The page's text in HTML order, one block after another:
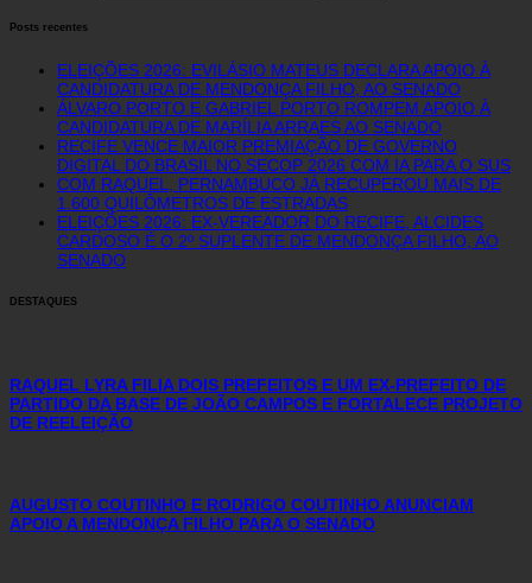
Posts recentes
ELEIÇÕES 2026: EVILÁSIO MATEUS DECLARA APOIO À
CANDIDATURA DE MENDONÇA FILHO, AO SENADO
ÁLVARO PORTO E GABRIEL PORTO ROMPEM APOIO À
CANDIDATURA DE MARÍLIA ARRAES AO SENADO
RECIFE VENCE MAIOR PREMIAÇÃO DE GOVERNO
DIGITAL DO BRASIL NO SECOP 2026 COM IA PARA O SUS
COM RAQUEL, PERNAMBUCO JÁ RECUPEROU MAIS DE
1.600 QUILÔMETROS DE ESTRADAS
ELEIÇÕES 2026: EX-VEREADOR DO RECIFE, ALCIDES
CARDOSO É O 2º SUPLENTE DE MENDONÇA FILHO, AO
SENADO
DESTAQUES
RAQUEL LYRA FILIA DOIS PREFEITOS E UM EX-PREFEITO DE
PARTIDO DA BASE DE JOÃO CAMPOS E FORTALECE PROJETO
DE REELEIÇÃO
AUGUSTO COUTINHO E RODRIGO COUTINHO ANUNCIAM
APOIO A MENDONÇA FILHO PARA O SENADO